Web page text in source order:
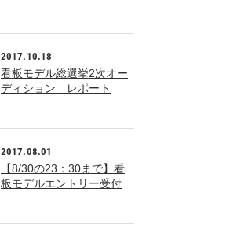
2017.10.18
看板モデル総選挙2次オー
ディション レポート
2017.08.01
【8/30の23：30まで】看
板モデルエントリー受付